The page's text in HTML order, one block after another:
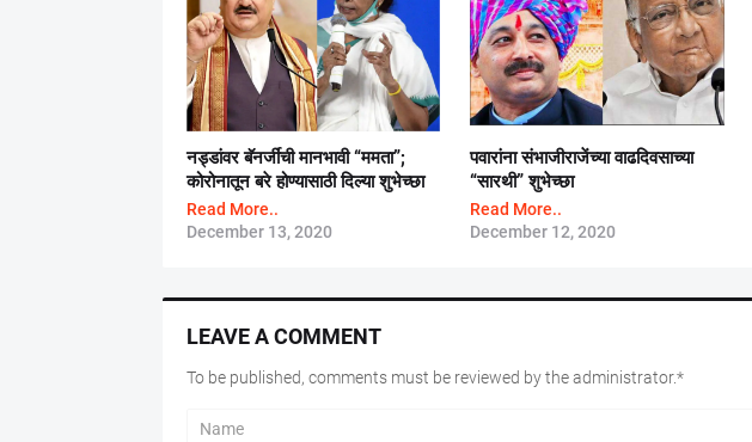
नड्डांवर बॅनर्जींची मानभावी “ममता”;
कोरोनातून बरे होण्यासाठी दिल्या शुभेच्छा
Read More..
December 13, 2020
पवारांना संभाजीराजेंच्या वाढदिवसाच्या
“सारथी” शुभेच्छा
Read More..
December 12, 2020
LEAVE A COMMENT
To be published, comments must be reviewed by the administrator.*